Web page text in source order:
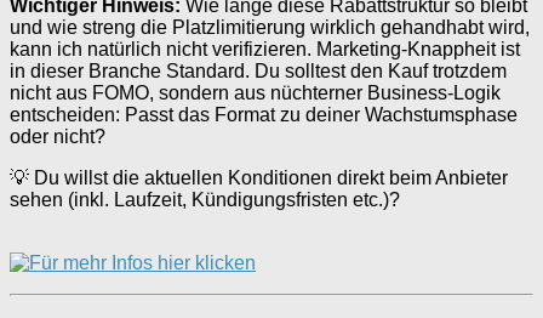
Wichtiger Hinweis: Wie lange diese Rabattstruktur so bleibt
und wie streng die Platzlimitierung wirklich gehandhabt wird,
kann ich natürlich nicht verifizieren. Marketing-Knappheit ist
in dieser Branche Standard. Du solltest den Kauf trotzdem
nicht aus FOMO, sondern aus nüchterner Business-Logik
entscheiden: Passt das Format zu deiner Wachstumsphase
oder nicht?
💡 Du willst die aktuellen Konditionen direkt beim Anbieter
sehen (inkl. Laufzeit, Kündigungsfristen etc.)?